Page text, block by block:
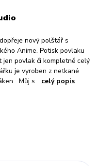
nový polštář s
Anime. Potisk povlaku
povlak či kompletně celý
je vyroben z netkané
Můj s... celý popis